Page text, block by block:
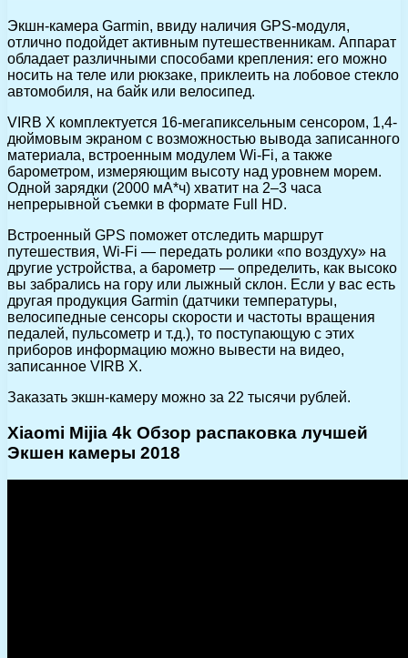
Экшн-камера Garmin, ввиду наличия GPS-модуля,
отлично подойдет активным путешественникам. Аппарат
обладает различными способами крепления: его можно
носить на теле или рюкзаке, приклеить на лобовое стекло
автомобиля, на байк или велосипед.
VIRB X комплектуется 16-мегапиксельным сенсором, 1,4-
дюймовым экраном с возможностью вывода записанного
материала, встроенным модулем Wi-Fi, а также
барометром, измеряющим высоту над уровнем морем.
Одной зарядки (2000 мА*ч) хватит на 2–3 часа
непрерывной съемки в формате Full HD.
Встроенный GPS поможет отследить маршрут
путешествия, Wi-Fi — передать ролики «по воздуху» на
другие устройства, а барометр — определить, как высоко
вы забрались на гору или лыжный склон. Если у вас есть
другая продукция Garmin (датчики температуры,
велосипедные сенсоры скорости и частоты вращения
педалей, пульсометр и т.д.), то поступающую с этих
приборов информацию можно вывести на видео,
записанное VIRB X.
Заказать экшн-камеру можно за 22 тысячи рублей.
Xiaomi Mijia 4k Обзор распаковка лучшей
Экшен камеры 2018